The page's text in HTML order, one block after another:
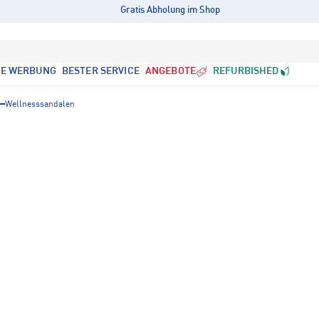
Gratis Abholung im Shop
WERBUNG BESTER SERVICE ANGEBOTE REFURBISHED
Wellnesssandalen